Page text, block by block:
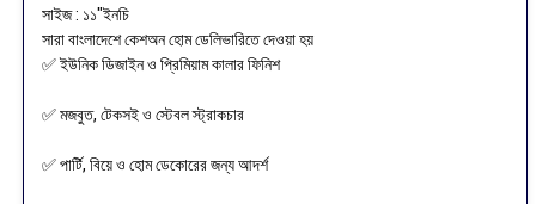
সাইজ : ১১"ইনচি
সারা বাংলাদেশে কেশঅন হোম ডেলিভারিতে দেওয়া হয়
✅ ইউনিক ডিজাইন ও প্রিমিয়াম কালার ফিনিশ
✅ মজবুত, টেকসই ও স্টেবল স্ট্রাকচার
✅ পার্টি, বিয়ে ও হোম ডেকোরের জন্য আদর্শ